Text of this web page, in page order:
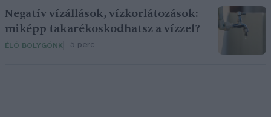
Negatív vízállások, vízkorlátozások:
miképp takarékoskodhatsz a vízzel?
ÉLŐ BOLYGÓNK 5 perc